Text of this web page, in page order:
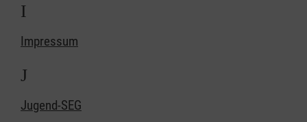
I
Impressum
J
Jugend-SEG